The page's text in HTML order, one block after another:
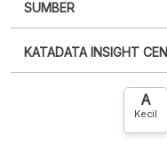
XLS
SUMBER
punya akun?Silakan
KATADATA INSIGHT
HubungiA
Kecil